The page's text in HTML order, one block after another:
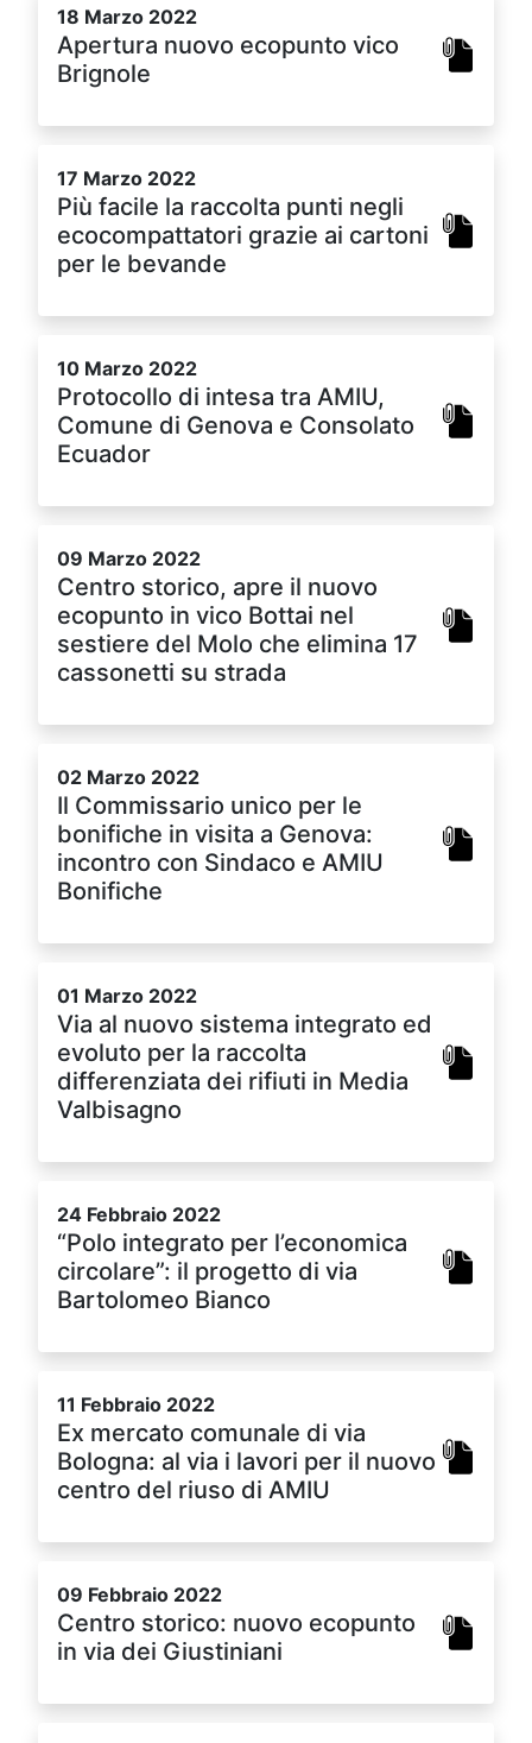
18 Marzo 2022
Apertura nuovo ecopunto vico
Brignole
17 Marzo 2022
Più facile la raccolta punti negli
ecocompattatori grazie ai cartoni
per le bevande
10 Marzo 2022
Protocollo di intesa tra AMIU,
Comune di Genova e Consolato
Ecuador
09 Marzo 2022
Centro storico, apre il nuovo
ecopunto in vico Bottai nel
sestiere del Molo che elimina 17
cassonetti su strada
02 Marzo 2022
Il Commissario unico per le
bonifiche in visita a Genova:
incontro con Sindaco e AMIU
Bonifiche
01 Marzo 2022
Via al nuovo sistema integrato ed
evoluto per la raccolta
differenziata dei rifiuti in Media
Valbisagno
24 Febbraio 2022
“Polo integrato per l’economica
circolare”: il progetto di via
Bartolomeo Bianco
11 Febbraio 2022
Ex mercato comunale di via
Bologna: al via i lavori per il nuovo
centro del riuso di AMIU
09 Febbraio 2022
Centro storico: nuovo ecopunto
in via dei Giustiniani